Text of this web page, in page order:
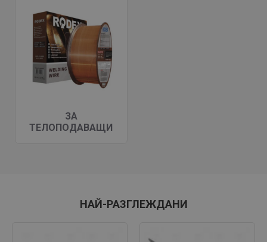
ЗА
ТЕЛОПОДАВАЩИ
НАЙ-РАЗГЛЕЖДАНИ